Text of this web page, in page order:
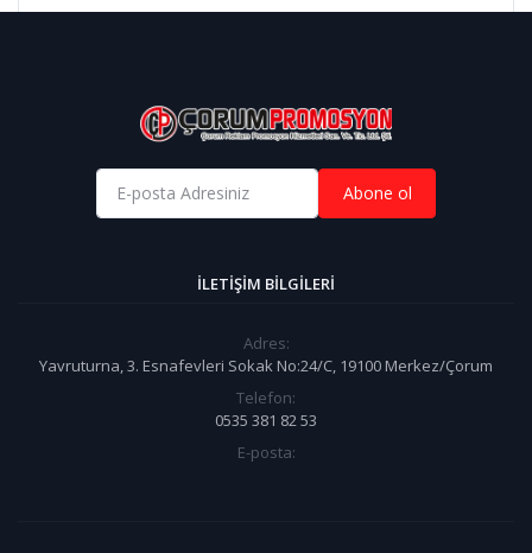
Abone ol
İLETIŞIM BILGILERI
Adres:
Yavruturna, 3. Esnafevleri Sokak No:24/C, 19100 Merkez/Çorum
Telefon:
0535 381 82 53
E-posta: